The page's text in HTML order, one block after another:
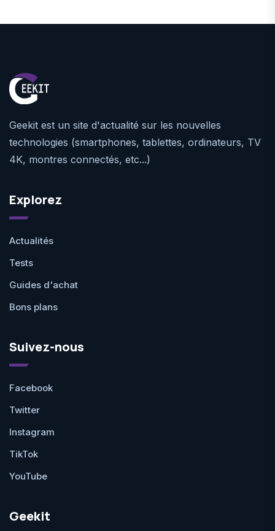
Geekit est un site d'actualité sur les nouvelles
technologies (smartphones, tablettes, ordinateurs, TV
4K, montres connectés, etc...)
Explorez
Actualités
Tests
Guides d'achat
Bons plans
Suivez-nous
Facebook
Twitter
Instagram
TikTok
YouTube
Geekit